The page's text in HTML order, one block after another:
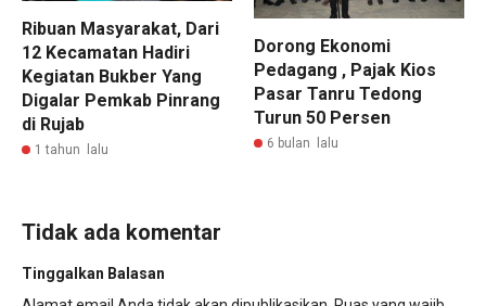
Ribuan Masyarakat, Dari
12 Kecamatan Hadiri
Kegiatan Bukber Yang
Digalar Pemkab Pinrang
di Rujab
1 tahun lalu
Dorong Ekonomi
Pedagang , Pajak Kios
Pasar Tanru Tedong
Turun 50 Persen
6 bulan lalu
Tidak ada komentar
Tinggalkan Balasan